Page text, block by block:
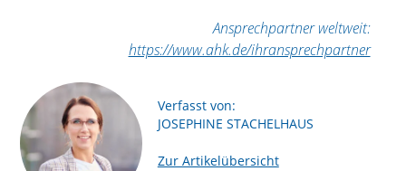
Ansprechpartner weltweit:
https://www.ahk.de/ihransprechpartner
Verfasst von:
JOSEPHINE STACHELHAUS
Zur Artikelübersicht